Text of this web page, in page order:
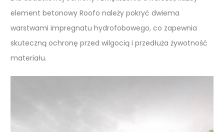
element betonowy Roofo należy pokryć dwiema
warstwami impregnatu hydrofobowego, co zapewnia
skuteczną ochronę przed wilgocią i przedłuża żywotność
materiału.